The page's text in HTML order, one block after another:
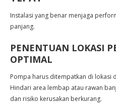
Instalasi yang benar menjaga
panjang.
PENENTUAN LOKASI
OPTIMAL
Pompa harus ditempatkan di lokasi
Hindari area lembap atau rawan
dan risiko kerusakan berkurang.